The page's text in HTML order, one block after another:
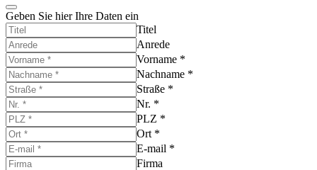
Geben Sie hier Ihre Daten ein
Titel
Anrede
Vorname *
Nachname *
Straße *
Nr. *
PLZ *
Ort *
E-mail *
Firma